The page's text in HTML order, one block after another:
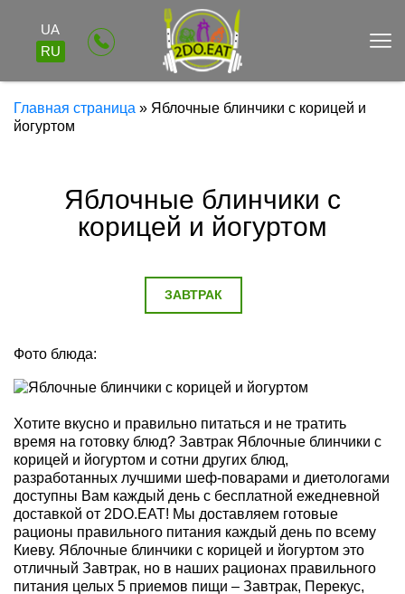
UA
RU
Главная страница » Яблочные блинчики с корицей и
йогуртом
Яблочные блинчики с
корицей и йогуртом
ЗАВТРАК
Фото блюда:
Хотите вкусно и правильно питаться и не тратить
время на готовку блюд? Завтрак Яблочные блинчики с
корицей и йогуртом и сотни других блюд,
разработанных лучшими шеф-поварами и диетологами
доступны Вам каждый день с бесплатной ежедневной
доставкой от 2DO.EAT! Мы доставляем готовые
рационы правильного питания каждый день по всему
Киеву. Яблочные блинчики с корицей и йогуртом это
отличный Завтрак, но в наших рационах правильного
питания целых 5 приемов пищи – Завтрак, Перекус,